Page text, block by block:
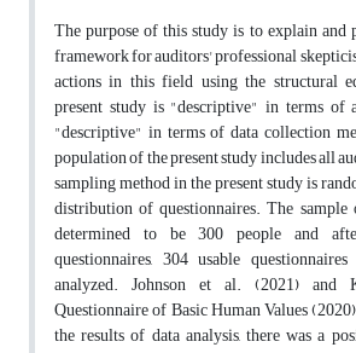
The purpose of this study is to explain and
framework for auditors' professional
actions in this field using the structural
present study is "descriptive" in terms of
"descriptive" in terms of data collection
population of the present study includes all
sampling method in the present study is
distribution of questionnaires. The
determined to be 300 people and
questionnaires, 304 usable
analyzed. Johnson et al. (2021) and
Questionnaire of Basic Human Values
the results of data analysis, there was a